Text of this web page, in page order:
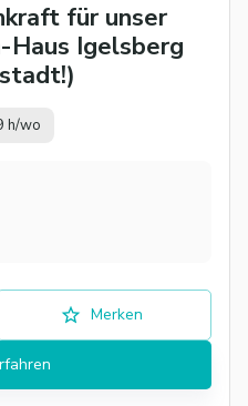
für unser
Haus Igelsberg
h/wo
Merken